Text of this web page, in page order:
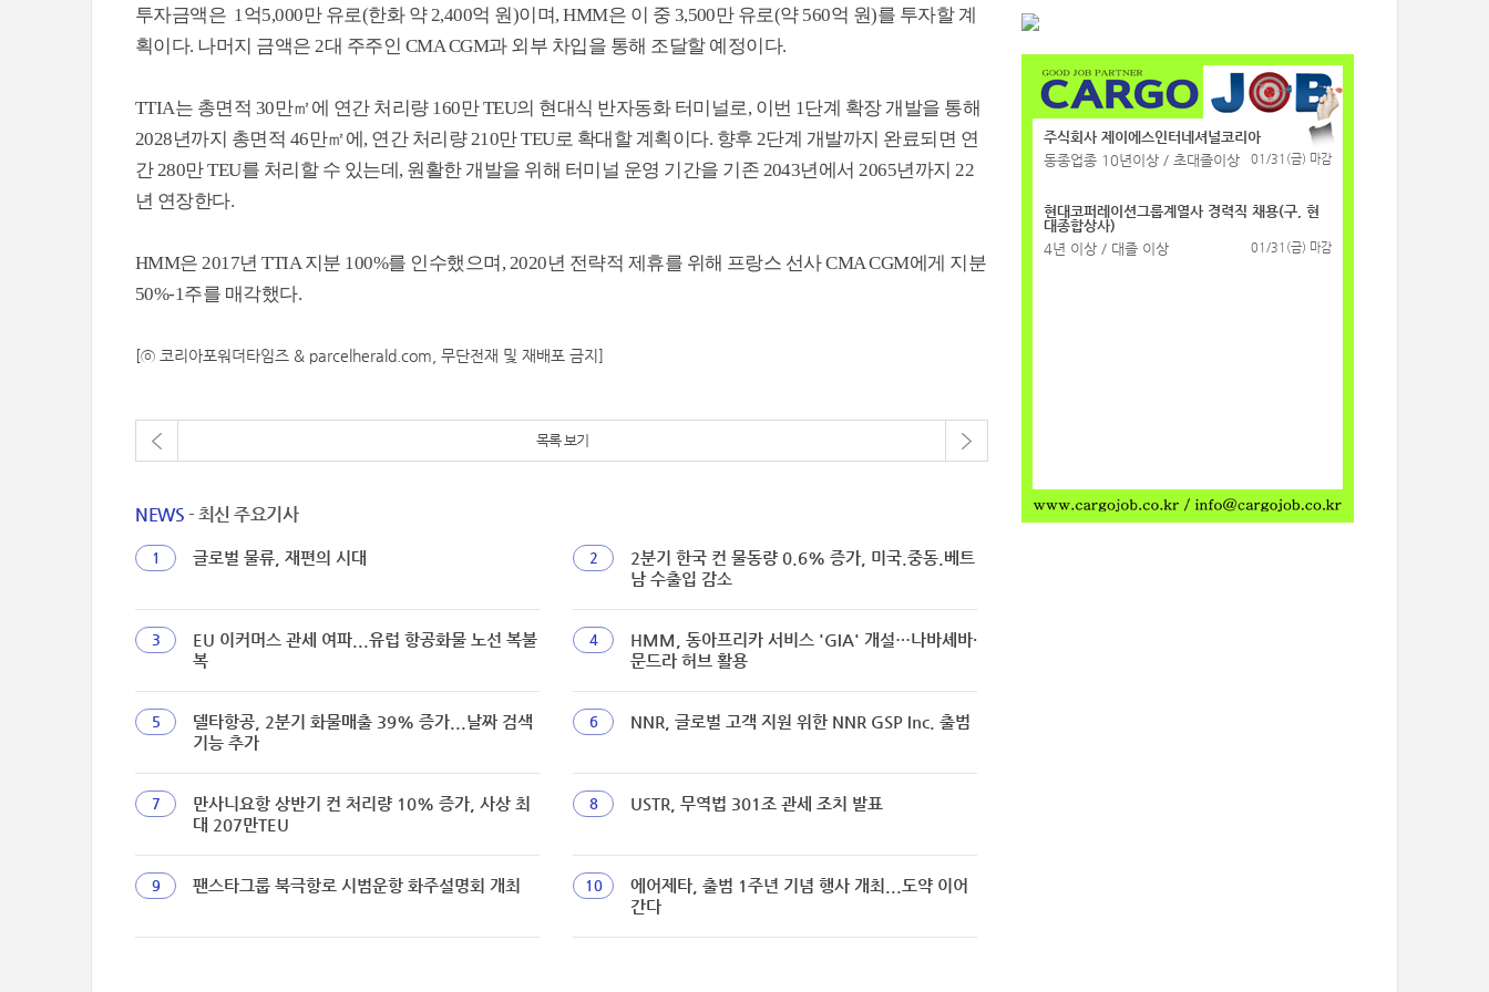
투자금액은 1억5,000만 유로(한화 약 2,400억 원)이며, HMM은 이 중 3,500만 유로(약 560억 원)를 투자할 계
획이다. 나머지 금액은 2대 주주인 CMA CGM과 외부 차입을 통해 조달할 예정이다.
TTIA는 총면적 30만㎡에 연간 처리량 160만 TEU의 현대식 반자동화 터미널로, 이번 1단계 확장 개발을 통해
2028년까지 총면적 46만㎡에, 연간 처리량 210만 TEU로 확대할 계획이다. 향후 2단계 개발까지 완료되면 연
간 280만 TEU를 처리할 수 있는데, 원활한 개발을 위해 터미널 운영 기간을 기존 2043년에서 2065년까지 22
년 연장한다.
HMM은 2017년 TTIA 지분 100%를 인수했으며, 2020년 전략적 제휴를 위해 프랑스 선사 CMA CGM에게 지분
50%-1주를 매각했다.
[ⓒ 코리아포워더타임즈 & parcelherald.com, 무단전재 및 재배포 금지]
목록 보기
NEWS - 최신 주요기사
1 글로벌 물류, 재편의 시대 2
2분기 한국 컨 물동량 0.6% 증가, 미국.중동.베트
남 수출입 감소
3
EU 이커머스 관세 여파...유럽 항공화물 노선 복불
복
4
HMM, 동아프리카 서비스 'GIA' 개설…나바셰바·
문드라 허브 활용
5
델타항공, 2분기 화물매출 39% 증가...날짜 검색
기능 추가
6 NNR, 글로벌 고객 지원 위한 NNR GSP Inc. 출범
7
만사니요항 상반기 컨 처리량 10% 증가, 사상 최
대 207만TEU
8 USTR, 무역법 301조 관세 조치 발표
9 팬스타그룹 북극항로 시범운항 화주설명회 개최 10
에어제타, 출범 1주년 기념 행사 개최...도약 이어
간다
주식회사 제이에스인터네셔널코리아
동종업종 10년이상 / 초대졸이상
01/31(금) 마감
현대코퍼레이션그룹계열사 경력직 채용(구, 현
대종합상사)
4년 이상 / 대졸 이상
01/31(금) 마감